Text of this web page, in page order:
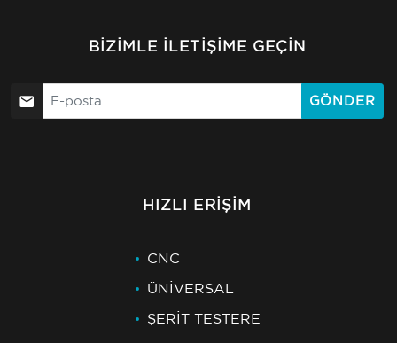
BIZIMLE İLETIŞIME GEÇIN
GÖNDER
HIZLI ERIŞIM
CNC
ÜNİVERSAL
ŞERİT TESTERE